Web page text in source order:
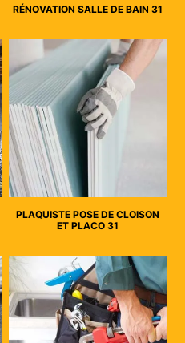
RÉNOVATION SALLE DE BAIN 31
PLAQUISTE POSE DE CLOISON
ET PLACO 31